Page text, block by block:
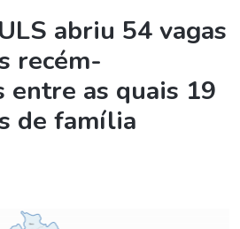
ULS abriu 54 vagas
recém-
entre as quais 19
de família